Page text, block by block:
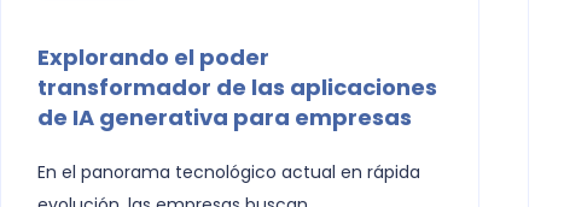
Explorando el poder
transformador de las aplicaciones
de IA generativa para empresas
En el panorama tecnológico actual en rápida